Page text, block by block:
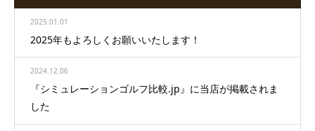
2025.01.01
2025年もよろしくお願いいたします！
2024.12.06
『シミュレーションゴルフ比較.jp』に当店が掲載されま
した